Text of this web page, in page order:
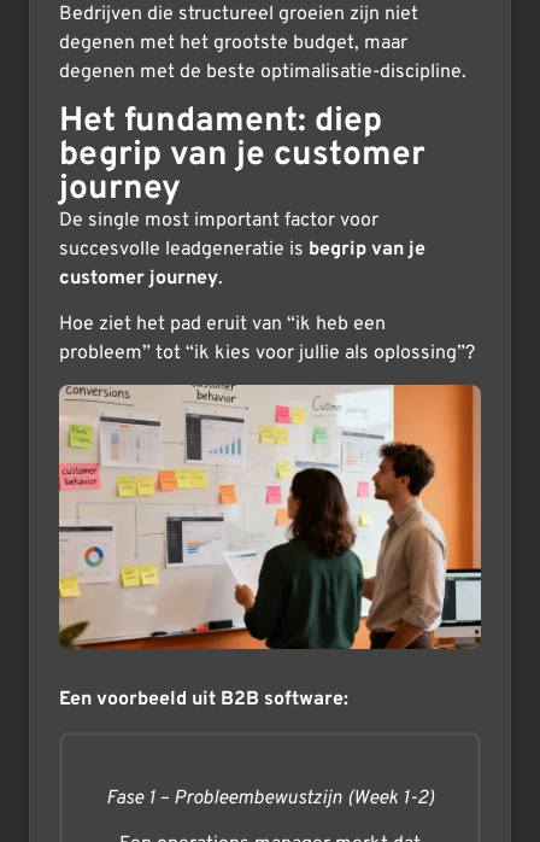
Bedrijven die structureel groeien zijn niet
degenen met het grootste budget, maar
degenen met de beste optimalisatie-discipline.
Het fundament: diep
begrip van je customer
journey
De single most important factor voor
succesvolle leadgeneratie is begrip van je
customer journey.
Hoe ziet het pad eruit van “ik heb een
probleem” tot “ik kies voor jullie als oplossing”?
Een voorbeeld uit B2B software:
Fase 1 – Probleembewustzijn (Week 1-2)